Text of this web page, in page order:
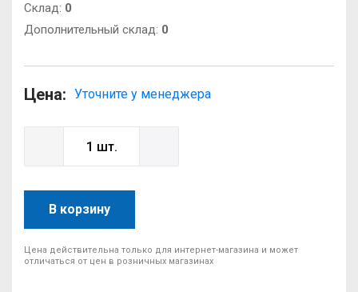
Cклад: 0
Дополнительный склад: 0
Цена: Уточните у менеджера
В корзину
Цена действительна только для интернет-магазина и может
отличаться от цен в розничных магазинах